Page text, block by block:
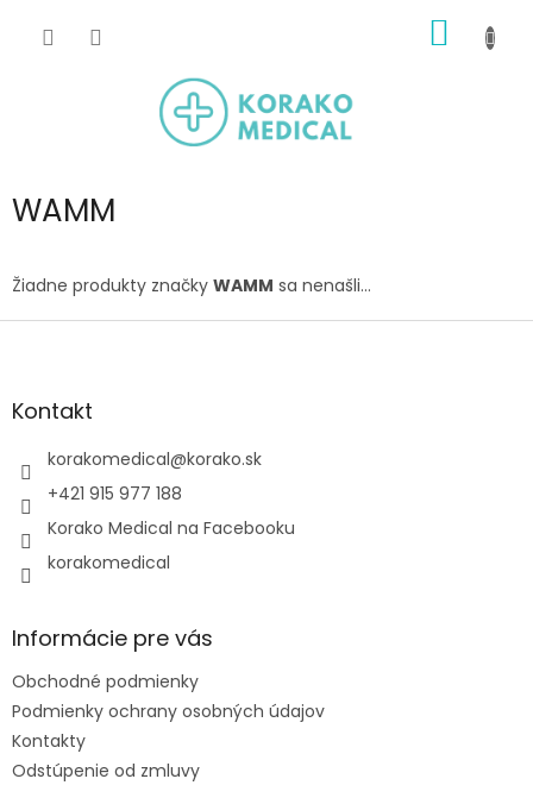
KOŠÍK
WAMM
Žiadne produkty značky WAMM sa nenašli...
Z
äKontakt
korakomedical@korako.sk
+421 915 977 188
Korako Medical na Facebooku
korakomedical
Informácie pre vás
Obchodné podmienky
Podmienky ochrany osobných údajov
Kontakty
Odstúpenie od zmluvy